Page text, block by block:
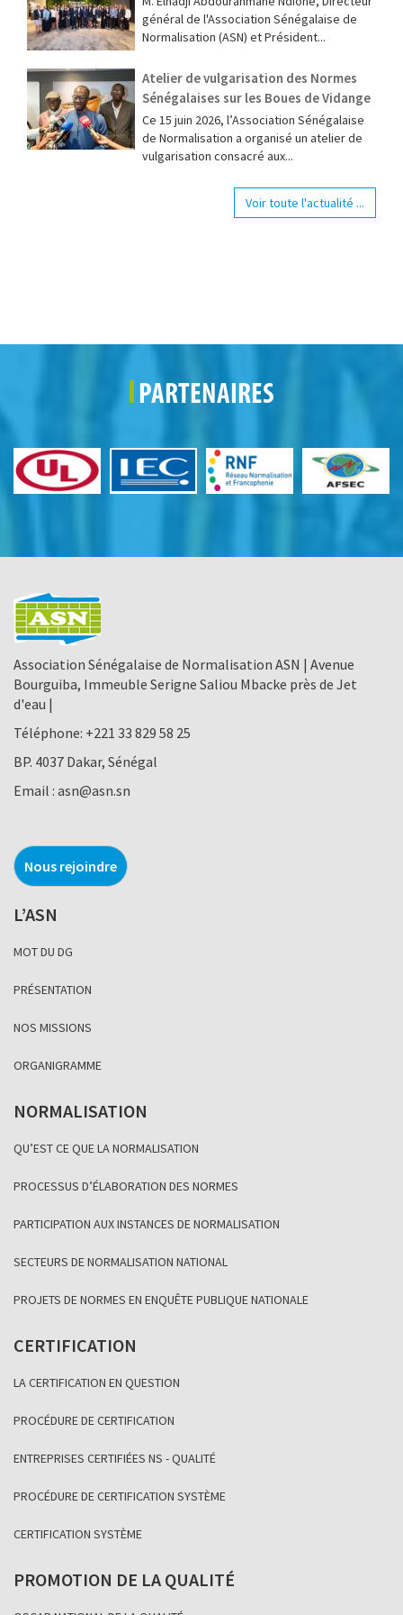
général de l'Association Sénégalaise de
Normalisation (ASN) et Président...
Atelier de vulgarisation des Normes
Sénégalaises sur les Boues de Vidange
Ce 15 juin 2026, l’Association Sénégalaise
de Normalisation a organisé un atelier de
vulgarisation consacré aux...
Voir toute l'actualité ...
PARTENAIRES
Association Sénégalaise de Normalisation ASN | Avenue
Bourguiba, Immeuble Serigne Saliou Mbacke près de Jet
d'eau |
Téléphone: +221 33 829 58 25
BP. 4037 Dakar, Sénégal
Email : asn@asn.sn
Nous rejoindre
L’ASN
MOT DU DG
PRÉSENTATION
NOS MISSIONS
ORGANIGRAMME
NORMALISATION
QU’EST CE QUE LA NORMALISATION
PROCESSUS D’ÉLABORATION DES NORMES
PARTICIPATION AUX INSTANCES DE NORMALISATION
SECTEURS DE NORMALISATION NATIONAL
PROJETS DE NORMES EN ENQUÊTE PUBLIQUE NATIONALE
CERTIFICATION
LA CERTIFICATION EN QUESTION
PROCÉDURE DE CERTIFICATION
ENTREPRISES CERTIFIÉES NS - QUALITÉ
PROCÉDURE DE CERTIFICATION SYSTÈME
CERTIFICATION SYSTÈME
PROMOTION DE LA QUALITÉ